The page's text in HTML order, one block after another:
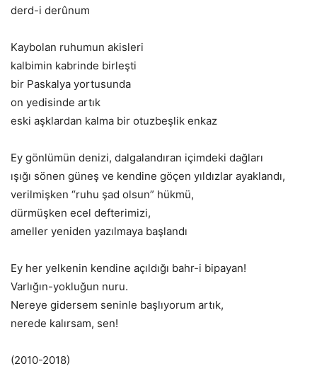
derd-i derûnum
Kaybolan ruhumun akisleri
kalbimin kabrinde birleşti
bir Paskalya yortusunda
on yedisinde artık
eski aşklardan kalma bir otuzbeşlik enkaz
Ey gönlümün denizi, dalgalandıran içimdeki dağları
ışığı sönen güneş ve kendine göçen yıldızlar ayaklandı,
verilmişken “ruhu şad olsun” hükmü,
dürmüşken ecel defterimizi,
ameller yeniden yazılmaya başlandı
Ey her yelkenin kendine açıldığı bahr-i bipayan!
Varlığın-yokluğun nuru.
Nereye gidersem seninle başlıyorum artık,
nerede kalırsam, sen!
(2010-2018)